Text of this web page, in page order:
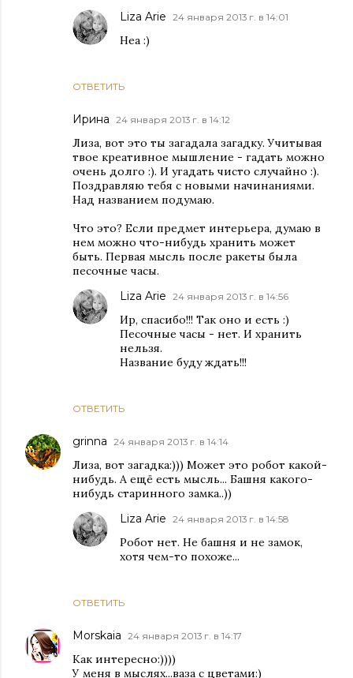
ОТВЕТИТЬ
Liza Arie 24 января 2013 г. в 14:01
Неа :)
Ирина 24 января 2013 г. в 14:12
Лиза, вот это ты загадала загадку. Учитывая
твое креативное мышление - гадать можно
очень долго :). И угадать чисто случайно :).
Поздравляю тебя с новыми начинаниями.
Над названием подумаю.
Что это? Если предмет интерьера, думаю в
нем можно что-нибудь хранить может
быть. Первая мысль после ракеты была
песочные часы.
ОТВЕТИТЬ
Liza Arie 24 января 2013 г. в 14:56
Ир, спасибо!!! Так оно и есть :)
Песочные часы - нет. И хранить
нельзя.
Название буду ждать!!!
grinna 24 января 2013 г. в 14:14
Лиза, вот загадка:))) Может это робот какой-
нибудь. А ещё есть мысль... Башня какого-
нибудь старинного замка..))
ОТВЕТИТЬ
Liza Arie 24 января 2013 г. в 14:58
Робот нет. Не башня и не замок,
хотя чем-то похоже...
Morskaia 24 января 2013 г. в 14:17
Как интересно:))))
У меня в мыслях...ваза с цветами:)